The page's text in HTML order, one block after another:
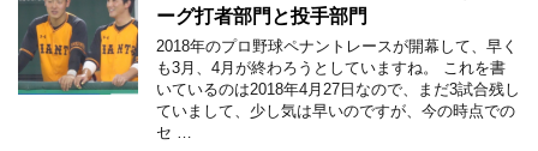
ーグ打者部門と投手部門
2018年のプロ野球ペナントレースが開幕して、早く
も3月、4月が終わろうとしていますね。 これを書
いているのは2018年4月27日なので、まだ3試合残し
ていまして、少し気は早いのですが、今の時点での
セ …